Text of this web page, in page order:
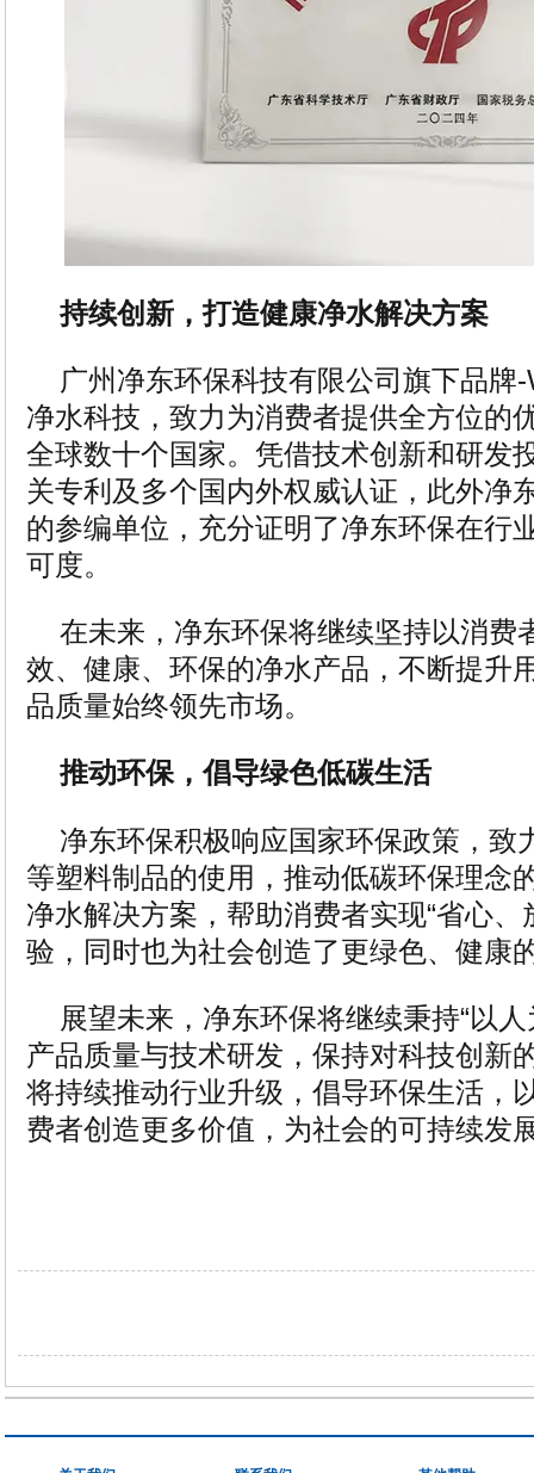
持续创新，打造健康净水解决方案
广州净东环保科技有限公司旗下品牌
净水科技，致力为消费者提供全方位的
全球数十个国家。凭借技术创新和研发
关专利及多个国内外权威认证，此外净
的参编单位，充分证明了净东环保在行
可度。
在未来，净东环保将继续坚持以消费
效、健康、环保的净水产品，不断提升
品质量始终领先市场。
推动环保，倡导绿色低碳生活
净东环保积极响应国家环保政策，致
等塑料制品的使用，推动低碳环保理念
净水解决方案，帮助消费者实现“省心、
验，同时也为社会创造了更绿色、健康
展望未来，净东环保将继续秉持“以
产品质量与技术研发，保持对科技创新
将持续推动行业升级，倡导环保生活，
费者创造更多价值，为社会的可持续发